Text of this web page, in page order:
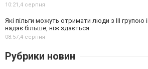
10:21,4 серпня
Які пільги можуть отримати люди з III групою
надає більше, ніж здається
08:57,4 серпня
Рубрики новин